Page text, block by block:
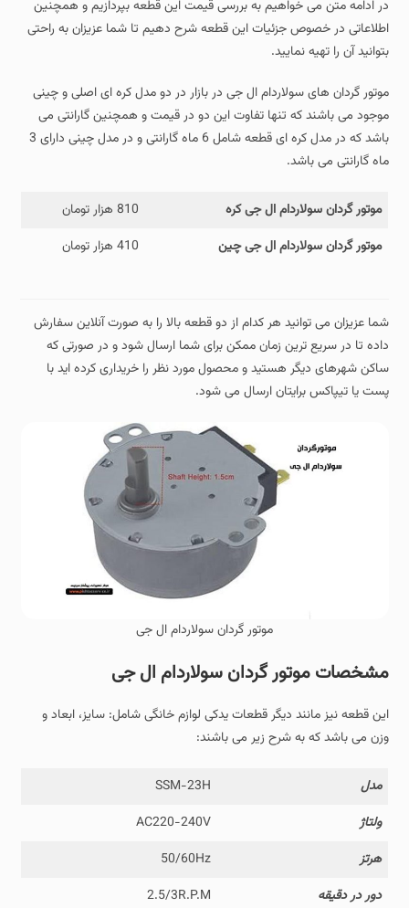
در ادامه متن می خواهیم به بررسی قیمت این قطعه بپردازیم و همچنین
اطلاعاتی در خصوص جزئیات این قطعه شرح دهیم تا شما عزیزان به راحتی
بتوانید آن را تهیه نمایید.
موتور گردان های سولاردام ال جی در بازار در دو مدل کره ای اصلی و چینی
موجود می باشند که تنها تفاوت این دو در قیمت و همچنین گارانتی می
باشد که در مدل کره ای قطعه شامل 6 ماه گارانتی و در مدل چینی دارای 3
ماه گارانتی می باشد.
موتور گردان سولاردام ال جی کره
810 هزار تومان
موتور گردان سولاردام ال جی چین
410 هزار تومان
شما عزیزان می توانید هر کدام از دو قطعه بالا را به صورت آنلاین سفارش
داده تا در سریع ترین زمان ممکن برای شما ارسال شود و در صورتی که
ساکن شهرهای دیگر هستید و محصول مورد نظر را خریداری کرده اید با
پست یا تیپاکس برایتان ارسال می شود.
موتور گردان سولاردام ال جی
مشخصات موتور گردان سولاردام ال جی
این قطعه نیز مانند دیگر قطعات یدکی لوازم خانگی شامل: سایز، ابعاد و
وزن می باشد که به شرح زیر می باشند:
مدل
SSM-23H
ولتاژ
AC220-240V
هرتز
50/60Hz
دور در دقیقه
2.5/3R.P.M